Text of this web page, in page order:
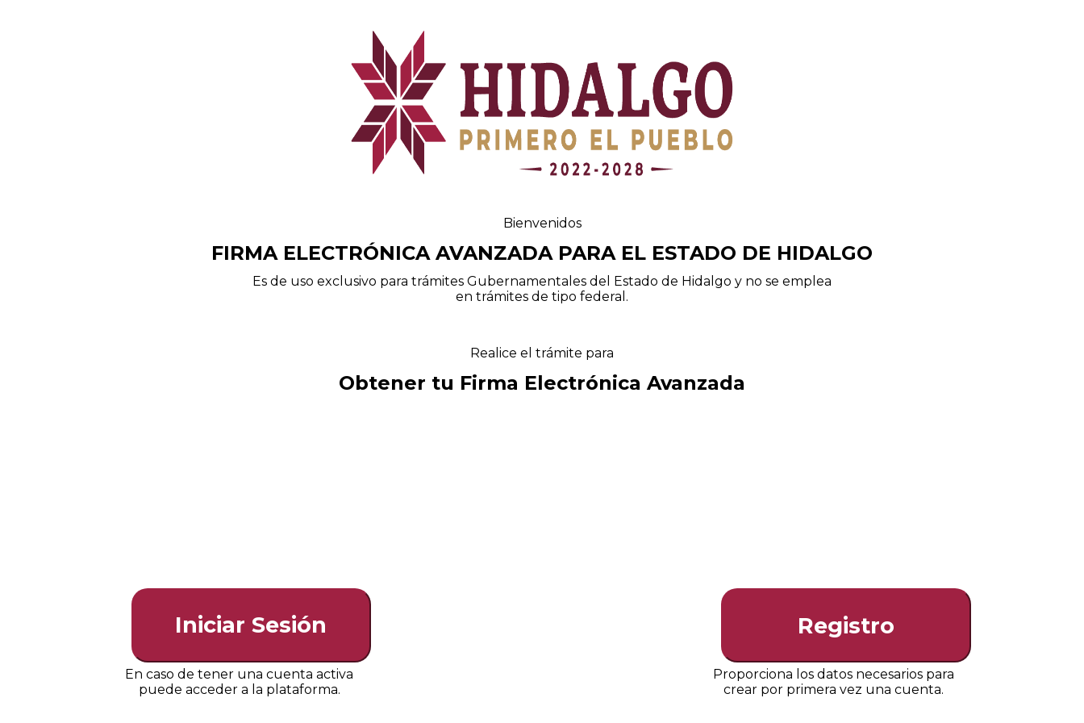
Bienvenidos
FIRMA ELECTRÓNICA AVANZADA PARA EL ESTADO DE HIDALGO
Es de uso exclusivo para trámites Gubernamentales del Estado de Hidalgo y no se emplea
en trámites de tipo federal.
Realice el trámite para
Obtener tu Firma Electrónica Avanzada
Iniciar Sesión
En caso de tener una cuenta activa
puede acceder a la plataforma.
Registro
Proporciona los datos necesarios para
crear por primera vez una cuenta.